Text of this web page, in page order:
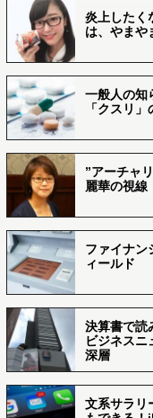
炎上したく
は、やまや
一般人の知
「クスリ
”アーチャ
麗華の視線
ファイナン
ィールド
決算書で読
ビジネスニ
深層
文系サラリ